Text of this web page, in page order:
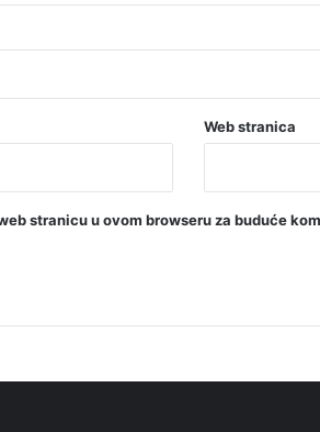
Web stranica
stranicu u ovom browseru za buduće